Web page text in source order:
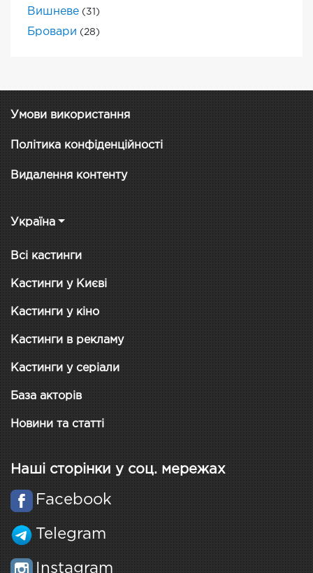
Вишневе (31)
Бровари (28)
Умови використання
Політика конфіденційності
Видалення контенту
Україна
Всі кастинги
Кастинги у Києві
Кастинги у кіно
Кастинги в рекламу
Кастинги у серіали
База акторів
Новини та статті
Наші сторінки у соц. мережах
Facebook
Telegram
Instagram